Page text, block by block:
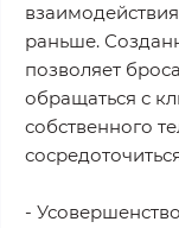
раньше.
позволяет
обращаться с
собственного
-